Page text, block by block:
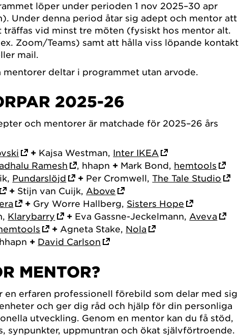
löper under perioden 1 nov 2025–30 apr
Under denna period åtar sig adept och mentor att
träffas vid minst tre möten (fysiskt hos mentor alt.
Zoom/Teams) samt att hålla viss löpande kontakt
mail.
mentorer deltar i programmet utan arvode.
2025-26
och mentorer är matchade för 2025–26 års
+ Kajsa Westman, Inter IKEA
Ramesh
, hhapn + Mark Bond, hemtools
Pundarslöjd + Per Cromwell,The Tale Studio
+ Stijn van Cuijk, Above
+ Gry Worre Hallberg, Sisters Hope
Klarybarry + Eva Gassne-Jeckelmann, Aveva
+Agneta Stake, Nola
+ David Carlson
MENTOR?
en erfaren professionell förebild som delar med sig
och ger dig råd och hjälp för din personliga
utveckling. Genom en mentor kan du få stöd,
synpunkter, uppmuntran och ökat självförtroende.